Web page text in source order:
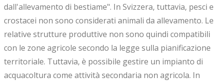
dall'allevamento di bestiame". In Svizzera, tuttavia, pesci e
crostacei non sono considerati animali da allevamento. Le
relative strutture produttive non sono quindi compatibili
con le zone agricole secondo la legge sulla pianificazione
territoriale. Tuttavia, è possibile gestire un impianto di
acquacoltura come attività secondaria non agricola. In